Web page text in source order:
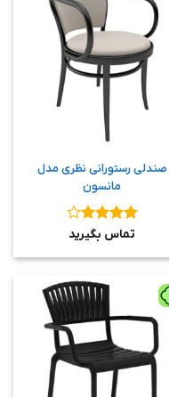
صندلی رستورانی نظری مدل
مانسون
نمره ۴
تماس بگیرید